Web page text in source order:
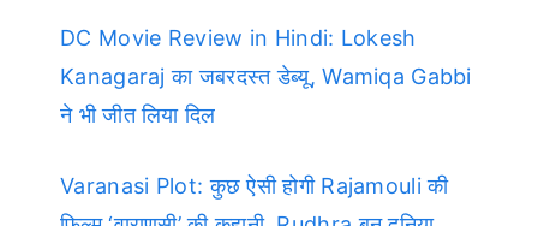
DC Movie Review in Hindi: Lokesh
Kanagaraj का जबरदस्त डेब्यू, Wamiqa Gabbi
ने भी जीत लिया दिल
Varanasi Plot: कुछ ऐसी होगी Rajamouli की